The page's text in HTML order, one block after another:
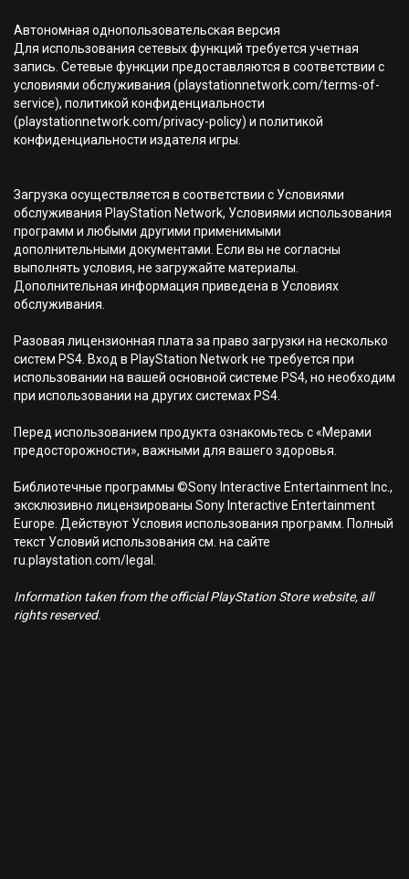
Автономная однопользовательская версия
Для использования сетевых функций требуется учетная
запись. Сетевые функции предоставляются в соответствии с
условиями обслуживания (playstationnetwork.com/terms-of-
service), политикой конфиденциальности
(playstationnetwork.com/privacy-policy) и политикой
конфиденциальности издателя игры.
Загрузка осуществляется в соответствии с Условиями
обслуживания PlayStation Network, Условиями использования
программ и любыми другими применимыми
дополнительными документами. Если вы не согласны
выполнять условия, не загружайте материалы.
Дополнительная информация приведена в Условиях
обслуживания.
Разовая лицензионная плата за право загрузки на несколько
систем PS4. Вход в PlayStation Network не требуется при
использовании на вашей основной системе PS4, но необходим
при использовании на других системах PS4.
Перед использованием продукта ознакомьтесь с «Мерами
предосторожности», важными для вашего здоровья.
Библиотечные программы ©Sony Interactive Entertainment Inc.,
эксклюзивно лицензированы Sony Interactive Entertainment
Europe. Действуют Условия использования программ. Полный
текст Условий использования см. на сайте
ru.playstation.com/legal.
Information taken from the official PlayStation Store website, all
rights reserved.